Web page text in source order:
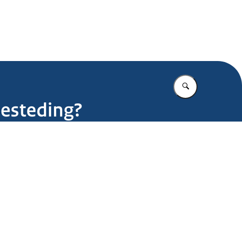
Vul in wat u